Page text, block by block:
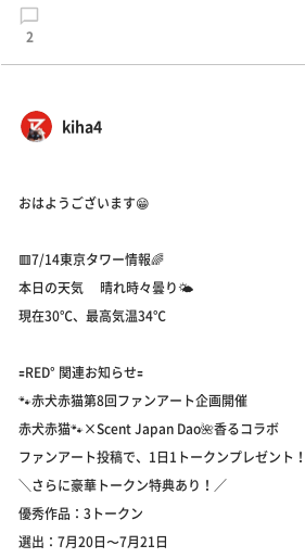
2
kiha4
おはようございます😁
🟥7/14東京タワー情報🌈
本日の天気 晴れ時々曇り🌤️
現在30℃、最高気温34℃
🟰RED° 関連お知らせ🟰
🐾赤犬赤猫第8回ファンアート企画開催
赤犬赤猫🐾×Scent Japan Dao🌺香るコラボ
ファンアート投稿で、1日1トークンプレゼント
＼さらに豪華トークン特典あり！／
優秀作品：3トークン
選出：7月20日〜7月21日